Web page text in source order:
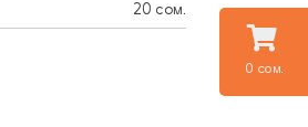
0 сом.
20 сом.